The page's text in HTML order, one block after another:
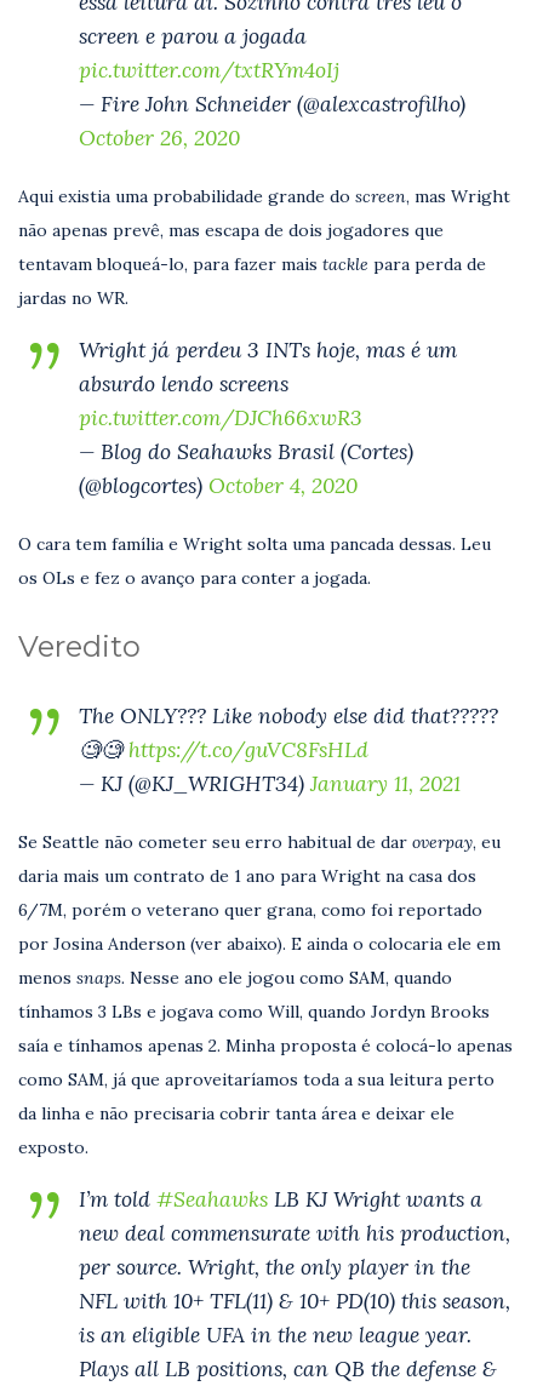
screen e parou a jogada
pic.twitter.com/txtRYm4oIj
— Fire John Schneider (@alexcastrofilho)
October 26, 2020
Aqui existia uma probabilidade grande do screen, mas Wright
não apenas prevê, mas escapa de dois jogadores que
tentavam bloqueá-lo, para fazer mais tackle para perda de
jardas no WR.
Wright já perdeu 3 INTs hoje, mas é um
absurdo lendo screens
pic.twitter.com/DJCh66xwR3
— Blog do Seahawks Brasil (Cortes)
(@blogcortes) October 4, 2020
O cara tem família e Wright solta uma pancada dessas. Leu
os OLs e fez o avanço para conter a jogada.
Veredito
The ONLY??? Like nobody else did that?????
🧐🧐https://t.co/guVC8FsHLd
— KJ (@KJ_WRIGHT34)January 11, 2021
Se Seattle não cometer seu erro habitual de dar overpay, eu
daria mais um contrato de 1 ano para Wright na casa dos
6/7M, porém o veterano quer grana, como foi reportado
por Josina Anderson (ver abaixo). E ainda o colocaria ele em
menos snaps. Nesse ano ele jogou como SAM, quando
tínhamos 3 LBs e jogava como Will, quando Jordyn Brooks
saía e tínhamos apenas 2. Minha proposta é colocá-lo apenas
como SAM, já que aproveitaríamos toda a sua leitura perto
da linha e não precisaria cobrir tanta área e deixar ele
exposto.
I’m told #Seahawks LB KJ Wright wants a
new deal commensurate with his production,
per source. Wright, the only player in the
NFL with 10+ TFL(11) & 10+ PD(10) this season,
is an eligible UFA in the new league year.
Plays all LB positions, can QB the defense &